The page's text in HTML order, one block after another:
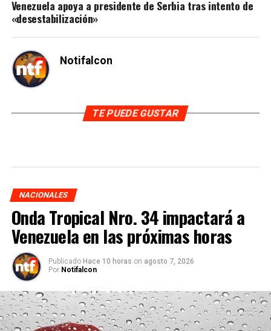
Venezuela apoya a presidente de Serbia tras intento de
«desestabilización»
Notifalcon
TE PUEDE GUSTAR
NACIONALES
Onda Tropical Nro. 34 impactará a
Venezuela en las próximas horas
Publicado Hace 10 horas on agosto 7, 2026
Por Notifalcon